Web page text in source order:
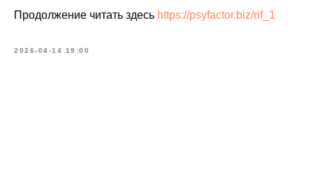
Продолжение читать здесь https://psyfactor.biz/rif_1
2026-04-14 19:00